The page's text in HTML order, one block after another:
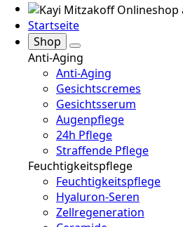
Startseite
Shop
Anti-Aging
Anti-Aging
Gesichtscremes
Gesichtsserum
Augenpflege
24h Pflege
Straffende Pflege
Feuchtigkeitspflege
Feuchtigkeitspflege
Hyaluron-Seren
Zellregeneration